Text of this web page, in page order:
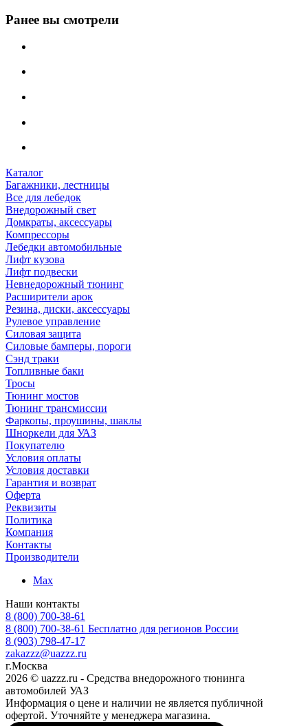
Ранее вы смотрели
Каталог
Багажники, лестницы
Все для лебедок
Внедорожный свет
Домкраты, аксессуары
Компрессоры
Лебедки автомобильные
Лифт кузова
Лифт подвески
Невнедорожный тюнинг
Расширители арок
Резина, диски, аксессуары
Рулевое управление
Силовая защита
Силовые бамперы, пороги
Сэнд траки
Топливные баки
Тросы
Тюнинг мостов
Тюнинг трансмиссии
Фаркопы, проушины, шаклы
Шноркели для УАЗ
Покупателю
Условия оплаты
Условия доставки
Гарантия и возврат
Оферта
Реквизиты
Политика
Компания
Контакты
Производители
Max
Наши контакты
8 (800) 700-38-61
8 (800) 700-38-61 Бесплатно для регионов России
8 (903) 798-47-17
zakazzz@uazzz.ru
г.Москва
2026 © uazzz.ru - Средства внедорожного тюнинга
автомобилей УАЗ
Информация о цене и наличии не является публичной
офертой. Уточняйте у менеджера магазина.